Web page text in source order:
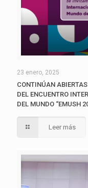
23 enero, 2025
CONTINÚAN
DEL ENCUENTRO
DEL MUNDO “EMUSH
Leer más